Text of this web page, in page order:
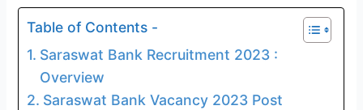
Table of Contents -
Saraswat Bank Recruitment 2023 :
Overview
Saraswat Bank Vacancy 2023 Post